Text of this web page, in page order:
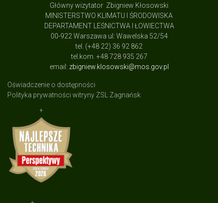
Główny wizytator Zbigniew Kłosowski
MINISTERSTWO KLIMATU I ŚRODOWISKA
DEPARTAMENT LEŚNICTWA I ŁOWIECTWA
00-922 Warszawa ul: Wawelska 52/54
tel. (+48 22) 36 92 862
tel.kom. +48 728 935 267
email: zbigniew.klosowski@mos.gov.pl
Oświadczenie o dostępności
Polityka prywatności witryny ZSL Zagnańsk
+